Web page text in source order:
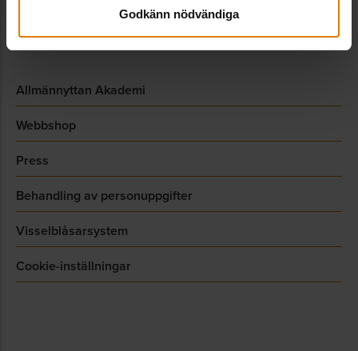
Godkänn nödvändiga
Allmännyttan Akademi
Webbshop
Press
Behandling av personuppgifter
Visselblåsarsystem
Cookie-inställningar